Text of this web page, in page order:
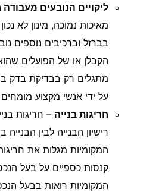
ליקויים הנובעים
מאיכות נמוכה, מינון לא
בברזל וברכיבים נוספים
הקבלן או של הפועלים שהוא
מתגלים רק בבדיקת בדק
על ידי אנשי מקצוע
חריגות בנייה – חריגות
רישיון הבנייה לבין
המקומיות מגלות את
קנסות כספיים על בעל
המקומיות רואות בבעל